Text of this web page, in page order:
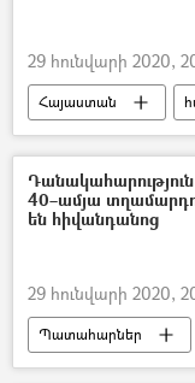
29 հունվարի 2020,
Հայաստան
Քաղաքականություն
ասուլիս
Իշխանություն
40–ամյա
են հիվանդանոց
29 հունվարի 2020,
Պատահարներ
Երևան